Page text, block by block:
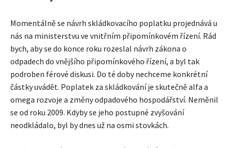
Momentálně se návrh skládkovacího poplatku projednává u
nás na ministerstvu ve vnitřním připomínkovém řízení. Rád
bych, aby se do konce roku rozeslal návrh zákona o
odpadech do vnějšího připomínkového řízení, a byl tak
podroben férové diskusi. Do té doby nechceme konkrétní
částky uvádět. Poplatek za skládkování je skutečně alfa a
omega rozvoje a změny odpadového hospodářství. Neměnil
se od roku 2009. Kdyby se jeho postupné zvyšování
neodkládalo, byl by dnes už na osmi stovkách.